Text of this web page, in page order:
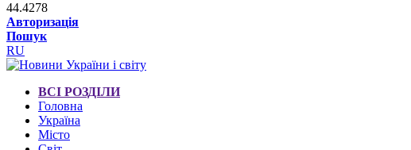
44.4278
Авторизація
Пошук
RU
ВСІ РОЗДІЛИ
Головна
Україна
Місто